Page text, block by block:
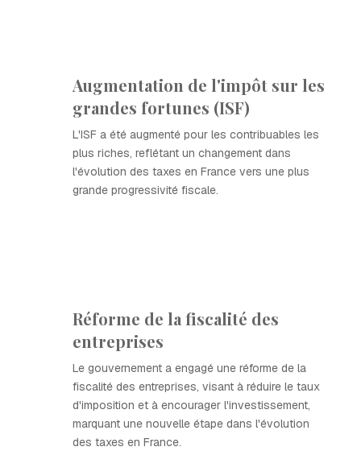
Augmentation de l'impôt sur les
grandes fortunes (ISF)
L'ISF a été augmenté pour les contribuables les
plus riches, reflétant un changement dans
l'évolution des taxes en France vers une plus
grande progressivité fiscale.
Réforme de la fiscalité des
entreprises
Le gouvernement a engagé une réforme de la
fiscalité des entreprises, visant à réduire le taux
d'imposition et à encourager l'investissement,
marquant une nouvelle étape dans l'évolution
des taxes en France.